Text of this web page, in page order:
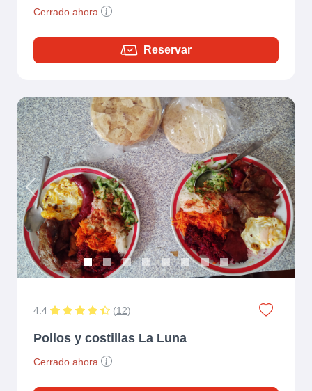
Cerrado ahora
Reservar
Previous Next
4.4 (12)
Pollos y costillas La Luna
Cerrado ahora